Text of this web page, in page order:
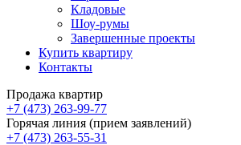
Кладовые
Шоу-румы
Завершенные проекты
Купить квартиру
Контакты
Продажа квартир
+7 (473) 263-99-77
Горячая линия (прием заявлений)
+7 (473) 263-55-31